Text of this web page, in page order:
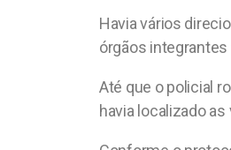
Havia vários
órgãos integrantes
Até que o policial
havia localizado